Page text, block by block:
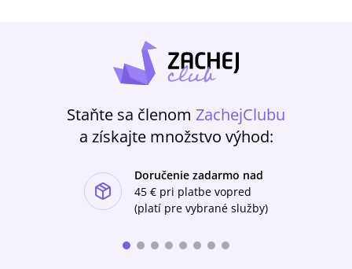
Staňte sa členom ZachejClubu
a získajte množstvo výhod:
Doručenie zadarmo nad
45 € pri platbe vopred
(platí pre vybrané služby)